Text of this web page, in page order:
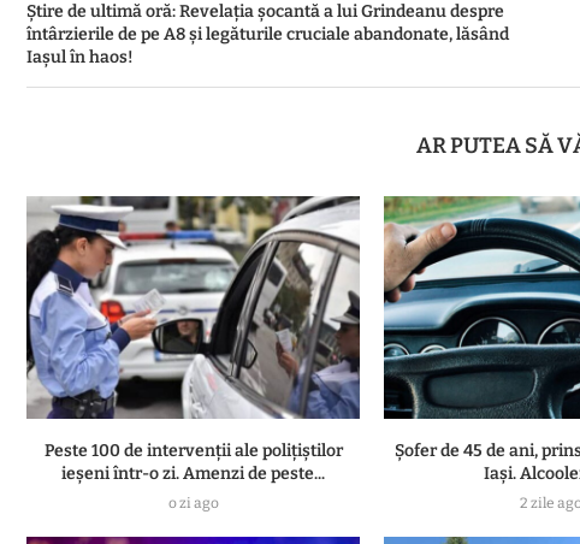
Știre de ultimă oră: Revelația șocantă a lui Grindeanu despre
întârzierile de pe A8 și legăturile cruciale abandonate, lăsând
Iașul în haos!
AR PUTEA SĂ
Peste 100 de intervenții ale polițiștilor
ieșeni într-o zi. Amenzi de peste...
o zi ago
Șofer de 45 de ani,
Iași.
2 zile